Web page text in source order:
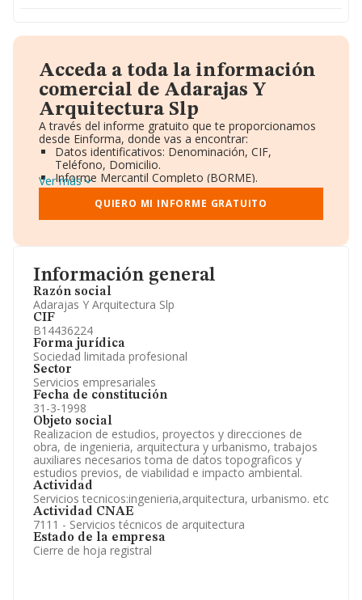
Información general
Razón social
Adarajas Y Arquitectura Slp
CIF
B14436224
Forma jurídica
Sociedad limitada profesional
Sector
Servicios empresariales
Fecha de constitución
31-3-1998
Objeto social
Realizacion de estudios, proyectos y direcciones de
obra, de ingenieria, arquitectura y urbanismo, trabajos
auxiliares necesarios toma de datos topograficos y
estudios previos, de viabilidad e impacto ambiental.
Actividad
Servicios tecnicos:ingenieria,arquitectura, urbanismo. etc
Actividad CNAE
7111 - Servicios técnicos de arquitectura
Estado de la empresa
Cierre de hoja registral
Acceda a toda la información
comercial de Adarajas Y
Arquitectura Slp
A través del informe gratuito que te proporcionamos
desde Einforma, donde vas a encontrar:
Datos identificativos: Denominación, CIF,
Teléfono, Domicilio.
Informe Mercantil Completo (BORME).
Gráficos de Evolución Ventas y Empleados.
Consejo de Administración y Administradores.
Directivos y Ejecutivos.
Información oficial y registral complementaria.
Ver más
QUIERO MI INFORME GRATUITO